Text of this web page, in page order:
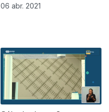
06 abr. 2021